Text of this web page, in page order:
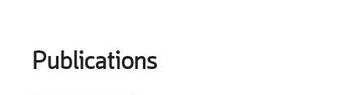
Publications